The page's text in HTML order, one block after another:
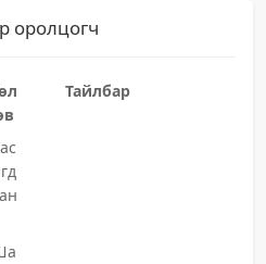
оролцогч
Тайлбар